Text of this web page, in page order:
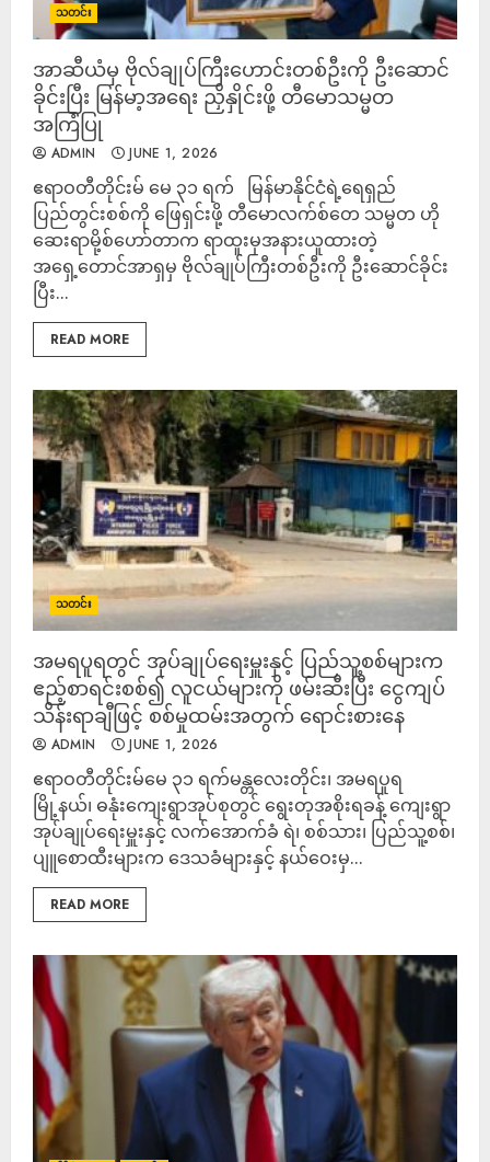
သတင်း
အာဆီယံမှ ဗိုလ်ချုပ်ကြီးဟောင်းတစ်ဦးကို ဦးဆောင်
ခိုင်းပြီး မြန်မာ့အရေး ညှိနှိုင်းဖို့ တီမောသမ္မတ
အကြံပြု
ADMIN JUNE 1, 2026
ဧရာဝတီတိုင်းမ် မေ ၃၁ ရက် မြန်မာနိုင်ငံရဲ့ရေရှည်
ပြည်တွင်းစစ်ကို ဖြေရှင်းဖို့ တီမောလက်စ်တေ သမ္မတ ဟို
ဆေးရာမို့စ်ဟော်တာက ရာထူးမှအနားယူထားတဲ့
အရှေ့တောင်အာရှမှ ဗိုလ်ချုပ်ကြီးတစ်ဦးကို ဦးဆောင်ခိုင်း
ပြီး...
READ MORE
သတင်း
အမရပူရတွင် အုပ်ချုပ်ရေးမှူးနှင့် ပြည်သူ့စစ်များက
ဧည့်စာရင်းစစ်၍ လူငယ်များကို ဖမ်းဆီးပြီး ငွေကျပ်
သိန်းရာချီဖြင့် စစ်မှုထမ်းအတွက် ရောင်းစားနေ
ADMIN JUNE 1, 2026
ဧရာဝတီတိုင်းမ်မေ ၃၁ ရက်မန္တလေးတိုင်း၊ အမရပူရ
မြို့နယ်၊ ဓနုံးကျေးရွာအုပ်စုတွင် ရွေးတုအစိုးရခန့် ကျေးရွာ
အုပ်ချုပ်ရေးမှူးနှင့် လက်အောက်ခံ ရဲ၊ စစ်သား၊ ပြည်သူ့စစ်၊
ပျူစောထီးများက ဒေသခံများနှင့် နယ်ဝေးမှ...
READ MORE